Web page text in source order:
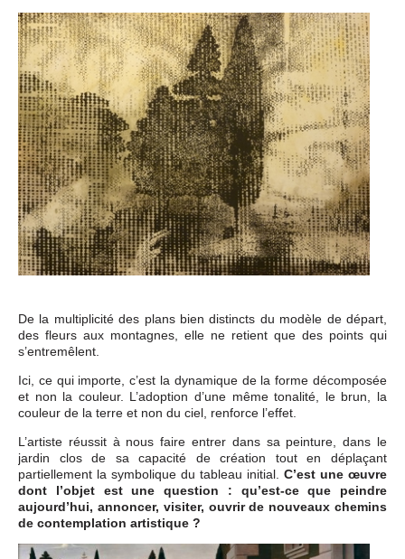
De la multiplicité des plans bien distincts du modèle de départ,
des fleurs aux montagnes, elle ne retient que des points qui
s’entremêlent.
Ici, ce qui importe, c’est la dynamique de la forme décomposée
et non la couleur. L’adoption d’une même tonalité, le brun, la
couleur de la terre et non du ciel, renforce l’effet.
L’artiste réussit à nous faire entrer dans sa peinture, dans le
jardin clos de sa capacité de création tout en déplaçant
partiellement la symbolique du tableau initial. C’est une œuvre
dont l’objet est une question : qu’est-ce que peindre
aujourd’hui, annoncer, visiter, ouvrir de nouveaux chemins
de contemplation artistique ?